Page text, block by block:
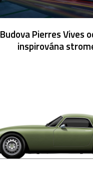
Budova Pierres Vives
inspirována